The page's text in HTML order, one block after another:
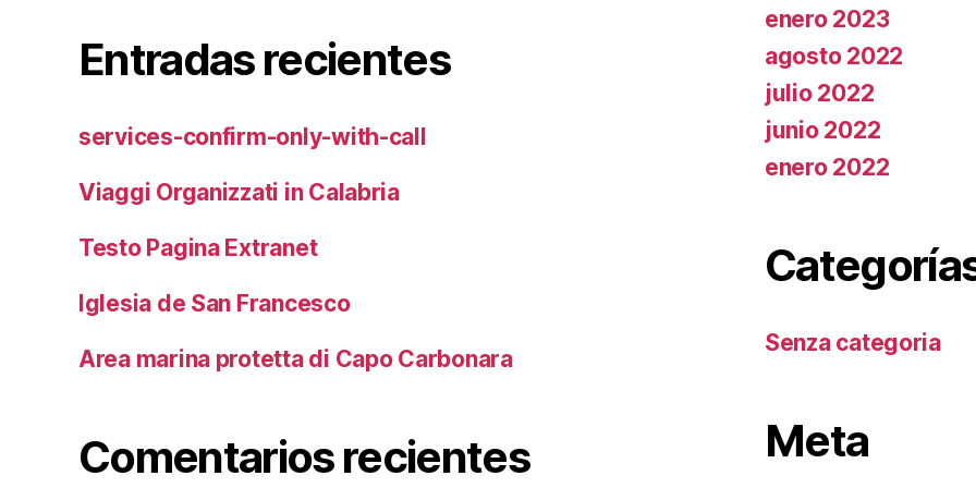
Entradas recientes
services-confirm-only-with-call
Viaggi Organizzati in Calabria
Testo Pagina Extranet
Iglesia de San Francesco
Area marina protetta di Capo Carbonara
Comentarios recientes
enero 2023
agosto 2022
julio 2022
junio 2022
enero 2022
Senza categoria
Meta